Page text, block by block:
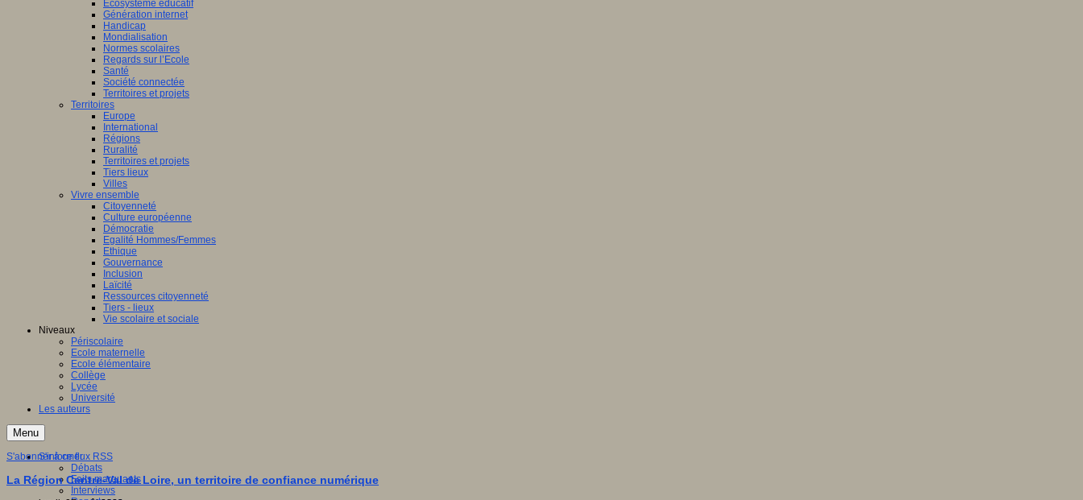
Ecosystème éducatif
Génération internet
Handicap
Mondialisation
Normes scolaires
Regards sur l’Ecole
Santé
Société connectée
Territoires et projets
Territoires
Europe
International
Régions
Ruralité
Territoires et projets
Tiers lieux
Villes
Vivre ensemble
Citoyenneté
Culture européenne
Démocratie
Egalité Hommes/Femmes
Ethique
Gouvernance
Inclusion
Laïcité
Ressources citoyenneté
Tiers - lieux
Vie scolaire et sociale
Niveaux
Périscolaire
Ecole maternelle
Ecole élémentaire
Collège
Lycée
Université
Les auteurs
Menu
S'informer
Débats
Faits marquants
Interviews
S'abonner à ce flux RSS
La Région Centre-Val de Loire, un territoire de confiance numérique